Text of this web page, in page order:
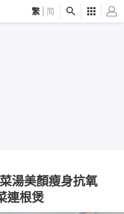
繁 简
湯美顏瘦身抗氧
連根煲